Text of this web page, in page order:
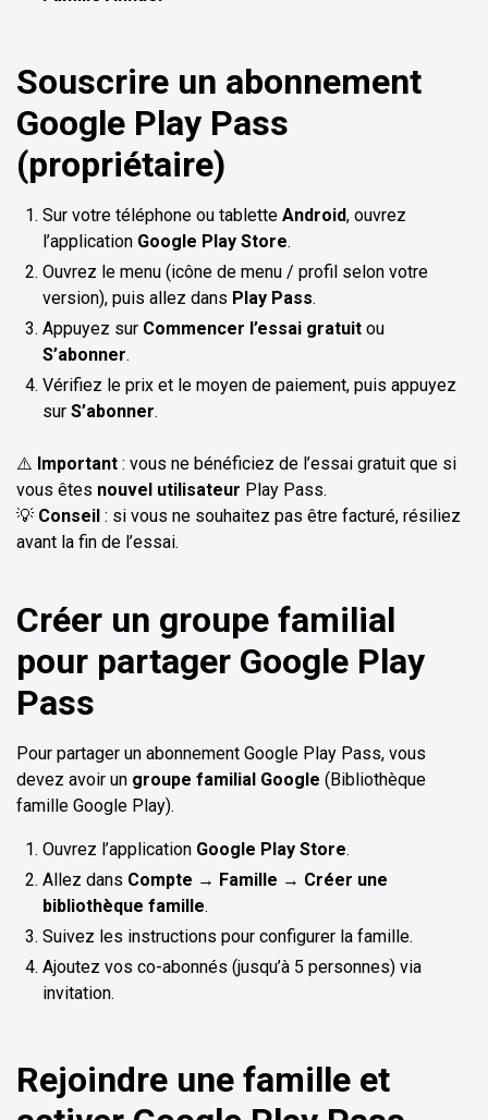
Souscrire un abonnement
Google Play Pass
(propriétaire)
Sur votre téléphone ou tablette Android, ouvrez
l’application Google Play Store.
Ouvrez le menu (icône de menu / profil selon votre
version), puis allez dans Play Pass.
Appuyez sur Commencer l’essai gratuit ou
S’abonner.
Vérifiez le prix et le moyen de paiement, puis appuyez
sur S’abonner.
⚠️ Important : vous ne bénéficiez de l’essai gratuit que si
vous êtes nouvel utilisateur Play Pass.
💡 Conseil : si vous ne souhaitez pas être facturé, résiliez
avant la fin de l’essai.
Créer un groupe familial
pour partager Google Play
Pass
Pour partager un abonnement Google Play Pass, vous
devez avoir un groupe familial Google (Bibliothèque
famille Google Play).
Ouvrez l’application Google Play Store.
Allez dans Compte → Famille → Créer une
bibliothèque famille.
Suivez les instructions pour configurer la famille.
Ajoutez vos co-abonnés (jusqu’à 5 personnes) via
invitation.
Rejoindre une famille et